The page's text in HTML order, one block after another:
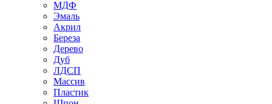
МДФ
Эмаль
Акрил
Береза
Дерево
Дуб
ЛДСП
Массив
Пластик